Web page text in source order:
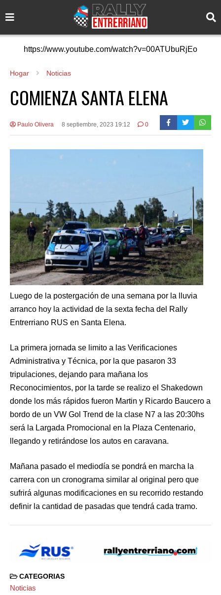
https://www.youtube.com/watch?v=00ATUbuRjEo
Hogar Noticias
COMIENZA SANTA ELENA
Paulo Olivera 8 septiembre, 2023 19:12 0
Luego de la postergación de una semana por la lluvia
arranco hoy la actividad de la sexta fecha del Rally
Entrerriano RUS en Santa Elena.
La primera jornada se limito a las Verificaciones
Administrativa y Técnica, por la que pasaron 33
tripulaciones, dejando para mañana los
Reconocimientos, por la tarde se realizo el Shakedown
donde los más rápidos fueron Martin y Ricardo Baucero a
bordo de un VW Gol Trend de la clase N7 a las 20:30hs
será la Largada Promocional en la Plaza Centenario,
llegando y retirándose los autos en caravana.
Mañana pasado el mediodía se pondrá en marcha la
carrera con un cronograma similar al original pero que
sufrirá algunas modificaciones en su recorrido restando
definir la cantidad de pasadas que tendrá cada tramo.
CATEGORIAS
Noticias